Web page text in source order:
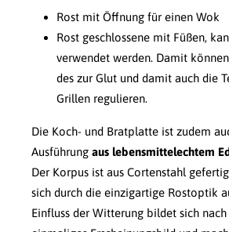
Rost mit Öffnung für einen Wok
Rost geschlossene mit Füßen,
verwendet werden. Damit
des zur Glut und damit auch die
Grillen regulieren.
Die Koch- und Bratplatte ist zudem
Ausführung aus lebensmittelechtem
Der Korpus ist aus Cortenstahl
sich durch die einzigartige Rostoptik
Einfluss der Witterung bildet sich